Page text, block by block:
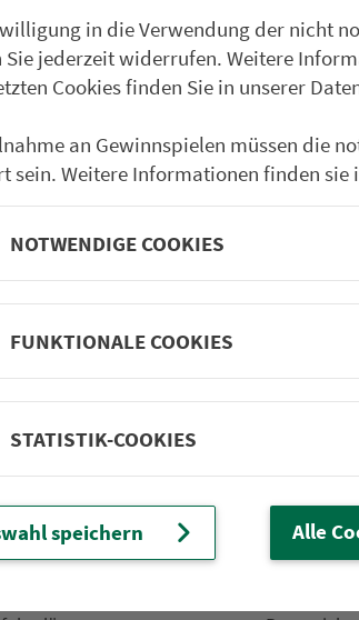
1.100 Linien.
Partner
Fahrpläne Frei­zeit-
in die Verwendung der nicht
Sie jederzeit widerrufen. Weitere
Cookies finden Sie in unserer
an Gewinnspielen müssen die
sein. Weitere Informationen finden sie
NOTWENDIGE COOKIES
FUNKTIONALE COOKIES
STATISTIK-COOKIES
speichern Alle